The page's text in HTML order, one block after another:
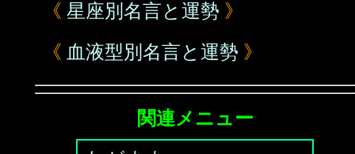
《 星座別名言と運勢 》
《 血液型別名言と運勢 》
関連メニュー